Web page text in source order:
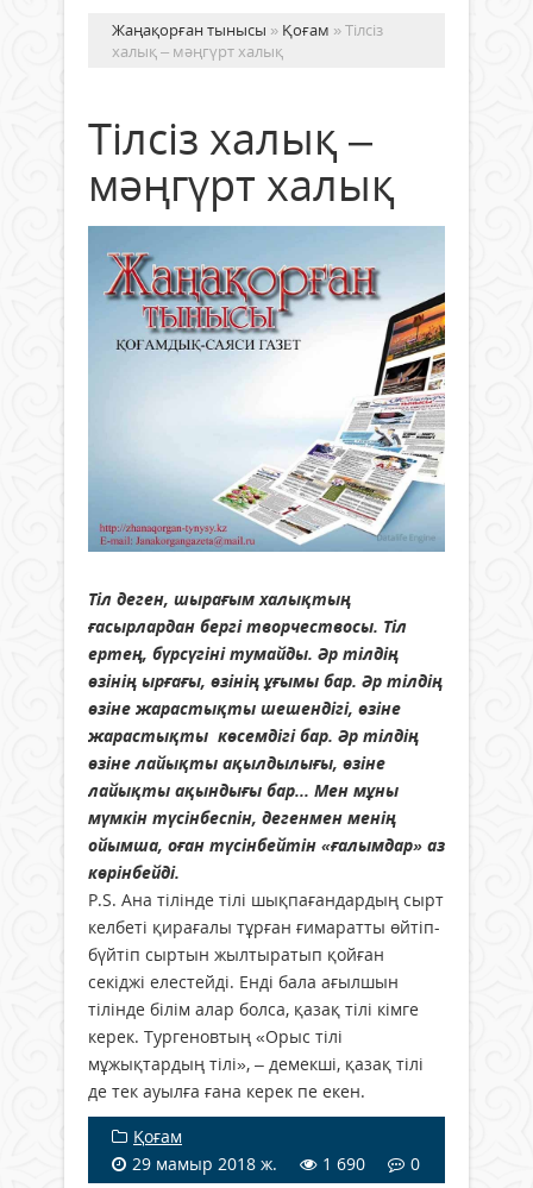
Жаңақорған тынысы » Қоғам » Тілсіз
халық – мәңгүрт халық
Тілсіз халық –
мәңгүрт халық
Тіл деген, шырағым халықтың
ғасырлардан бергі творчествосы. Тіл
ертең, бүрсүгіні тумайды. Әр тілдің
өзінің ырғағы, өзінің ұғымы бар. Әр тілдің
өзіне жарастықты шешендігі, өзіне
жарастықты көсемдігі бар. Әр тілдің
өзіне лайықты ақылдылығы, өзіне
лайықты ақындығы бар... Мен мұны
мүмкін түсінбеспін, дегенмен менің
ойымша, оған түсінбейтін «ғалымдар» аз
көрінбейді.
P.S. Ана тілінде тілі шықпағандардың сырт
келбеті қирағалы тұрған ғимаратты өйтіп-
бүйтіп сыртын жылтыратып қойған
секіджі елестейді. Енді бала ағылшын
тілінде білім алар болса, қазақ тілі кімге
керек. Тургеновтың «Орыс тілі
мұжықтардың тілі», – демекші, қазақ тілі
де тек ауылға ғана керек пе екен.
Қоғам
29 мамыр 2018 ж.
1 690 0